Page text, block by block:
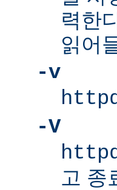
력한
읽어
-v
-V
고 종